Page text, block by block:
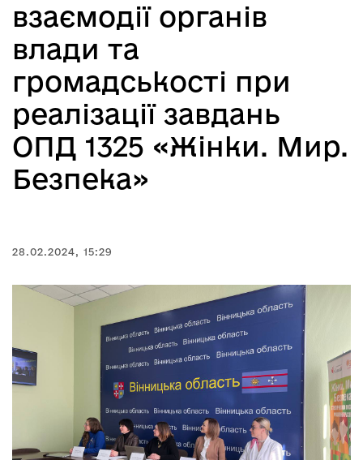
взаємодії органів
влади та
громадськості при
реалізації завдань
ОПД 1325 «Жінки. Мир.
Безпека»
28.02.2024, 15:29